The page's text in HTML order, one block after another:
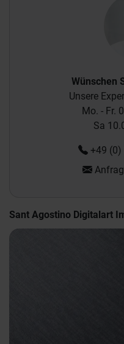
Wünschen
Unsere
Mo. - Fr.
Sa
+49 (0)
Sant Agostino Digitalart